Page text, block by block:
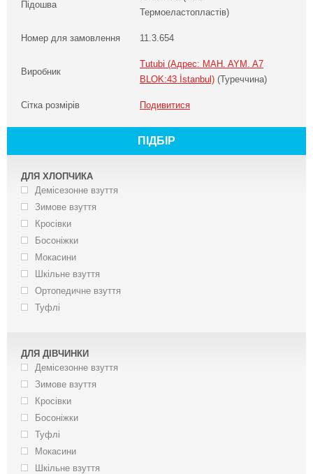
Підошва
Термоеластопластів)
Номер для замовлення 11.3.654
Виробник
Tutubi (Адрес: MAH. AYM. A7
BLOK:43 İstanbul) (Туреччина)
Сітка розмірів Подивитися
ПІДБІР
ДЛЯ ХЛОПЧИКА
Демісезонне взуття
Зимове взуття
Кросівки
Босоніжки
Мокасини
Шкільне взуття
Ортопедичне взуття
Туфлі
ДЛЯ ДІВЧИНКИ
Демісезонне взуття
Зимове взуття
Кросівки
Босоніжки
Туфлі
Мокасини
Шкільне взуття